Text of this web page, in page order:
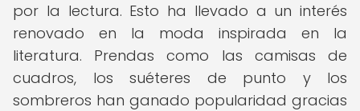
por la lectura. Esto ha llevado a un interés
renovado en la moda inspirada en la
literatura. Prendas como las camisas de
cuadros, los suéteres de punto y los
sombreros han ganado popularidad gracias